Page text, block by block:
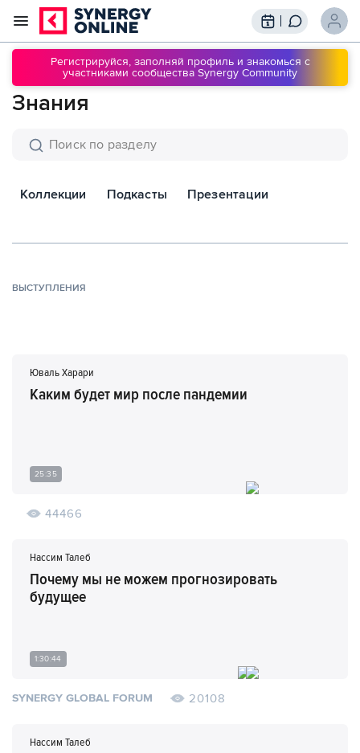
Регистрируйся, заполняй профиль и знакомься с
участниками сообщества Synergy Community
Трансляции
Вебинары
Обучение
Знания
Знания
Коллекции Подкасты Презентации
ВЫСТУПЛЕНИЯ
Юваль Харари
Каким будет мир после пандемии
25:35
44466
Нассим Талеб
Почему мы не можем прогнозировать
будущее
1:30:44
SYNERGY GLOBAL FORUM 20108
Нассим Талеб